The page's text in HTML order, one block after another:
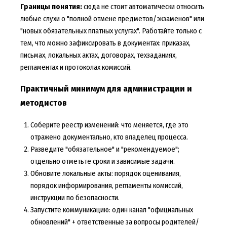
Границы понятия:сюда не стоит автоматически относить
любые слухи о "полной отмене предметов/экзаменов" или
"новых обязательных платных услугах". Работайте только с
тем, что можно зафиксировать в документах: приказах,
письмах, локальных актах, договорах, техзаданиях,
регламентах и протоколах комиссий.
Практичный минимум для администрации и
методистов
Соберите реестр изменений: что меняется, где это
отражено документально, кто владелец процесса.
Разведите "обязательное" и "рекомендуемое";
отдельно отметьте сроки и зависимые задачи.
Обновите локальные акты: порядок оценивания,
порядок информирования, регламенты комиссий,
инструкции по безопасности.
Запустите коммуникацию: один канал "официальных
обновлений" + ответственные за вопросы родителей/